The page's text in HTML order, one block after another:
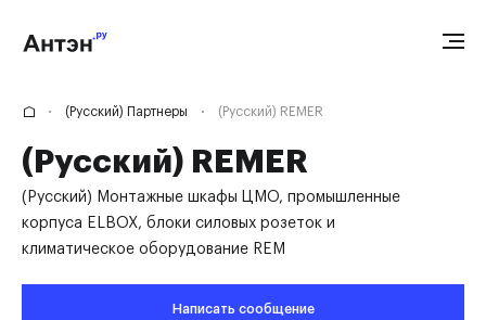
(Русский) Партнеры (Русский) REMER
(Русский) REMER
(Русский) Монтажные шкафы ЦМО, промышленные
корпуса ELBOX, блоки силовых розеток и
климатическое оборудование REM
Написать сообщение